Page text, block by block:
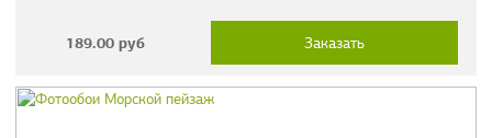
189.00 руб Заказать